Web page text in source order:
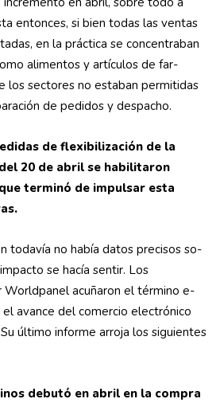
entonces, si bien todas las ventas
en la práctica se concentra­ban
alimentos y artículos de far­
los sectores no estaban permitidas
de pedidos y despacho.
de flexibilización de la
20 de abril se habilitaron
terminó de impulsar esta
todavía no había datos precisos so­
se hacía sentir. Los
Worldpanel acuñaron el término e-
avance del comercio electrónico
último informe arroja los siguientes
debutó en abril en la compra